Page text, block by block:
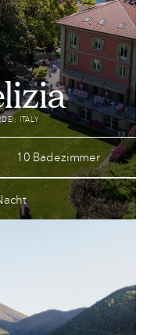
ITALY
10 Badezimmer